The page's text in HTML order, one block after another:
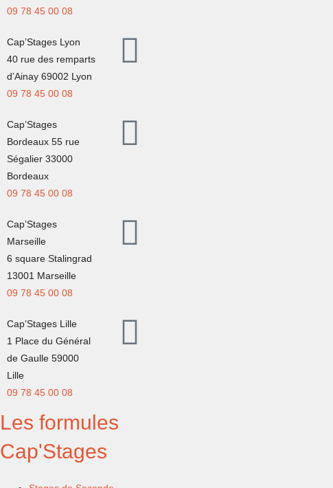
09 78 45 00 08
Cap’Stages Lyon
40 rue des remparts
d’Ainay 69002 Lyon
09 78 45 00 08
Cap’Stages
Bordeaux 55 rue
Ségalier 33000
Bordeaux
09 78 45 00 08
Cap’Stages
Marseille
6 square Stalingrad
13001 Marseille
09 78 45 00 08
Cap’Stages Lille
1 Place du Général
de Gaulle 59000
Lille
09 78 45 00 08
Les formules
Cap'Stages